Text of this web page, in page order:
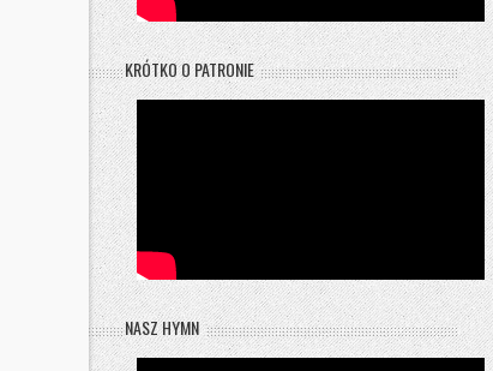
KRÓTKO O PATRONIE
NASZ HYMN